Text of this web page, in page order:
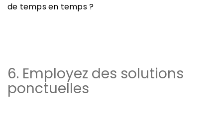
de temps en temps ?
6. Employez des solutions
ponctuelles